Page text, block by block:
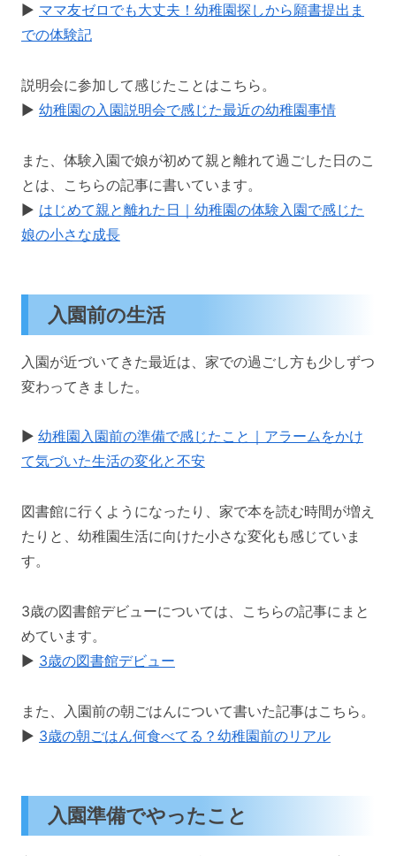
▶️ ママ友ゼロでも大丈夫！幼稚園探しから願書提出ま
での体験記
説明会に参加して感じたことはこちら。
▶️ 幼稚園の入園説明会で感じた最近の幼稚園事情
また、体験入園で娘が初めて親と離れて過ごした日のこ
とは、こちらの記事に書いています。
▶️ はじめて親と離れた日｜幼稚園の体験入園で感じた
娘の小さな成長
入園前の生活
入園が近づいてきた最近は、家での過ごし方も少しずつ
変わってきました。
▶️ 幼稚園入園前の準備で感じたこと｜アラームをかけ
て気づいた生活の変化と不安
図書館に行くようになったり、家で本を読む時間が増え
たりと、幼稚園生活に向けた小さな変化も感じていま
す。
3歳の図書館デビューについては、こちらの記事にまと
めています。
▶️ 3歳の図書館デビュー
また、入園前の朝ごはんについて書いた記事はこちら。
▶️ 3歳の朝ごはん何食べてる？幼稚園前のリアル
入園準備でやったこと